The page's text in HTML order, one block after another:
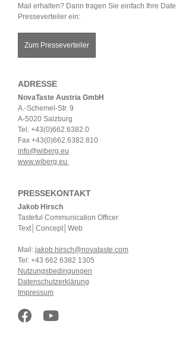
Mail erhalten? Dann tragen Sie einfach Ihre
Presseverteiler ein:
Zum Presseverteiler
ADRESSE
NovaTaste Austria GmbH
A.-Schemel-Str. 9
A-5020 Salzburg
Tel. +43(0)662.6382.0
Fax +43(0)662.6382.810
info@wiberg.eu
www.wiberg.eu
PRESSEKONTAKT
Jakob Hirsch
Tasteful Communication Officer
Text│Concept│Web
Mail: jakob.hirsch@novataste.com
Tel: +43 662 6382 1305
Nutzungsbedingungen
Datenschutzerklärung
Impressum